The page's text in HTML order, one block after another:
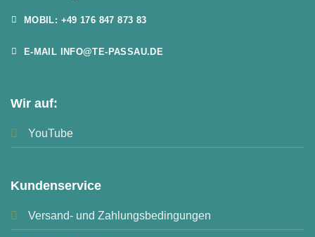
MOBIL: +49 176 847 873 83
E-MAIL INFO@TE-PASSAU.DE
Wir auf:
YouTube
Kundenservice
Versand- und Zahlungsbedingungen